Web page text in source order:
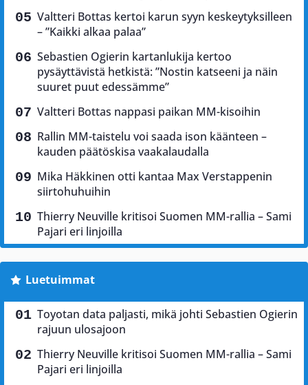
Valtteri Bottas kertoi karun syyn keskeytyksilleen
– ”Kaikki alkaa palaa”
Sebastien Ogierin kartanlukija kertoo
pysäyttävistä hetkistä: ”Nostin katseeni ja näin
suuret puut edessämme”
Valtteri Bottas nappasi paikan MM-kisoihin
Rallin MM-taistelu voi saada ison käänteen –
kauden päätöskisa vaakalaudalla
Mika Häkkinen otti kantaa Max Verstappenin
siirtohuhuihin
Thierry Neuville kritisoi Suomen MM-rallia – Sami
Pajari eri linjoilla
Luetuimmat
Toyotan data paljasti, mikä johti Sebastien Ogierin
rajuun ulosajoon
Thierry Neuville kritisoi Suomen MM-rallia – Sami
Pajari eri linjoilla